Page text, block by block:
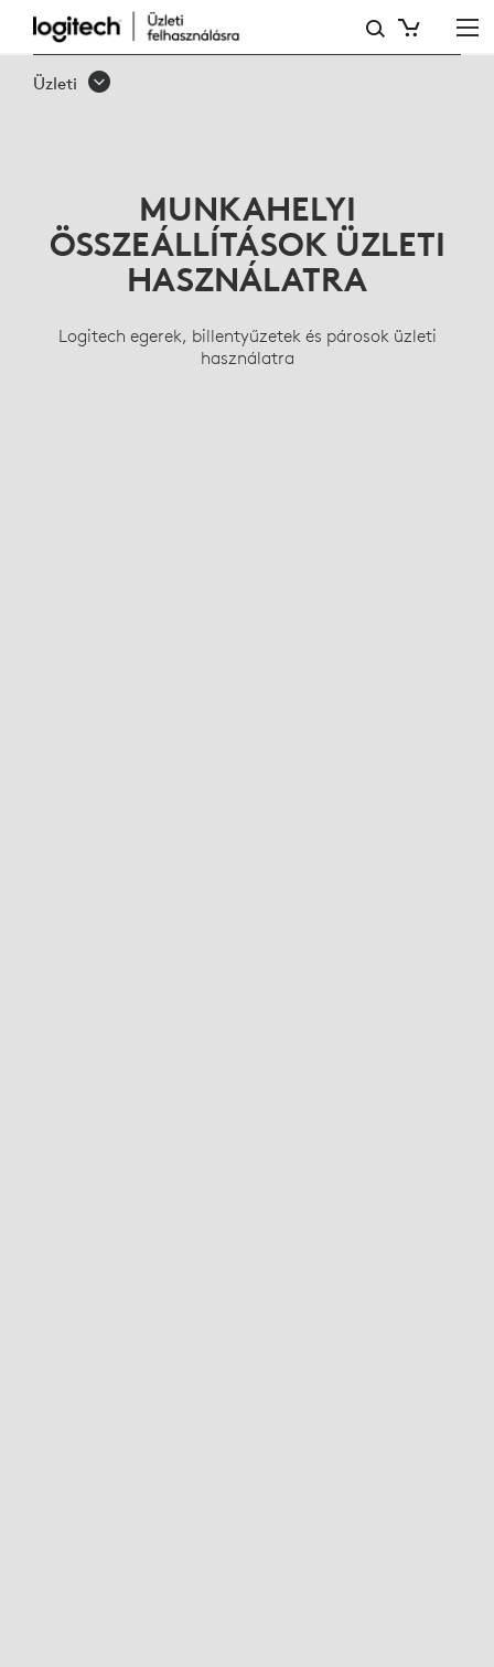
ÜZLETI
BILLENTYŰZETEK,
EGEREK,
ERGONOMIKUS
TERMÉKCSALÁD
Üzleti
MUNKAHELYI
ÖSSZEÁLLÍTÁSOK ÜZLETI
HASZNÁLATRA
Logitech egerek, billentyűzetek és párosok üzleti
használatra